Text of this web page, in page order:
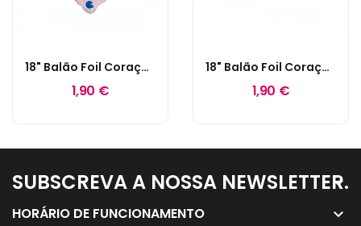
18" Balão Foil Coração Rosa Pastel
1,90 €
18" Balão Foil Coração Azul Navy Acetinado
1,90 €
SUBSCREVA A NOSSA NEWSLETTER.
keyboard_arrow_down
HORÁRIO DE FUNCIONAMENTO keyboard_arrow_down